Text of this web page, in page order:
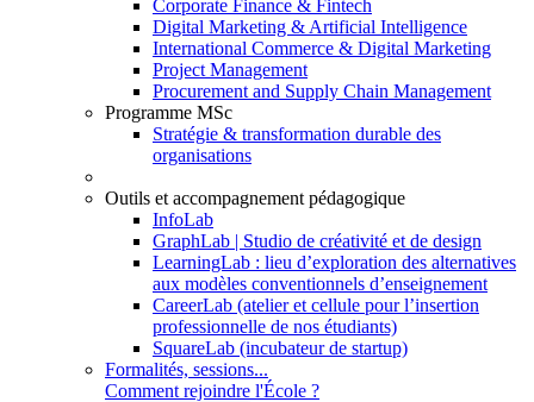
Corporate Finance & Fintech
Digital Marketing & Artificial Intelligence
International Commerce & Digital Marketing
Project Management
Procurement and Supply Chain Management
Programme MSc
Stratégie & transformation durable des
organisations
Outils et accompagnement pédagogique
InfoLab
GraphLab | Studio de créativité et de design
LearningLab : lieu d’exploration des alternatives
aux modèles conventionnels d’enseignement
CareerLab (atelier et cellule pour l’insertion
professionnelle de nos étudiants)
SquareLab (incubateur de startup)
Formalités, sessions...
Comment rejoindre l'École ?